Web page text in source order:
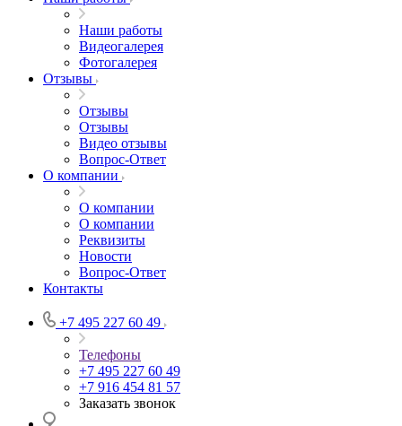
Наши работы
Видеогалерея
Фотогалерея
Отзывы
Отзывы
Отзывы
Видео отзывы
Вопрос-Ответ
О компании
О компании
О компании
Реквизиты
Новости
Вопрос-Ответ
Контакты
+7 495 227 60 49
Телефоны
+7 495 227 60 49
+7 916 454 81 57
Заказать звонок